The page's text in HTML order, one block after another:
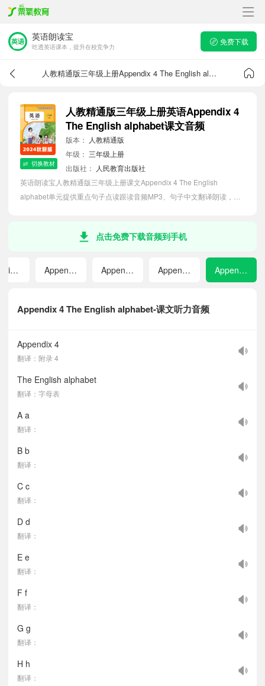
英语朗读宝
吃透英语课本，提升在校竞争力
免费下载
人教精通版三年级上册Appendix 4 The English alphabet课文音频
切换教材
人教精通版三年级上册英语Appendix 4
The English alphabet课文音频
版本：
人教精通版
年级： 三年级上册
出版社：
人民教育出版社
英语朗读宝人教精通版三年级上册课文Appendix 4 The English
alphabet单元提供重点句子点读跟读音频MP3、句子中文翻译朗读，听
点击免费下载音频到手机
Appendix 4 The English alphabet-课文听力音频
Appendix 4
翻译：附录 4
The English alphabet
翻译：字母表
A a
翻译：
B b
翻译：
C c
翻译：
D d
翻译：
E e
翻译：
F f
翻译：
G g
翻译：
H h
翻译：
Revision 2 Appendix 1 Chants and songs in each unit Appendix 2 Vocabulary in each unit Appendix 3 Vocabulary A-Z Appendix 4 The English alphabet